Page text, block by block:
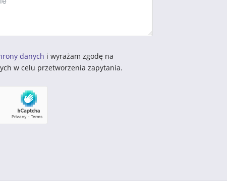
danych i wyrażam zgodę na
w celu przetworzenia zapytania.